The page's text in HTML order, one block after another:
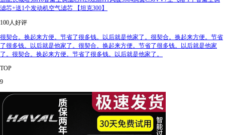
滤芯+送1个发动机空气滤芯 【坦克300】
100人好评
很契合。换起来方便。节省了很多钱。以后就是他家了。很契合。换起来方便。节省
了很多钱。以后就是他家了。很契合。换起来方便。节省了很多钱。以后就是他家
了。很契合。换起来方便。节省了很多钱。以后就是他家了。
TOP
9